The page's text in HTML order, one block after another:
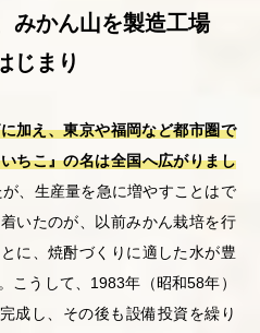
みかん山を製造工場
じまり
加え、東京や福岡など都市圏で
ちこ』の名は全国へ広がりまし
、生産量を急に増やすことはで
いたのが、以前みかん栽培を行
に、焼酎づくりに適した水が豊
こうして、 1983年（昭和58年）
成し、その後も設備投資を繰り